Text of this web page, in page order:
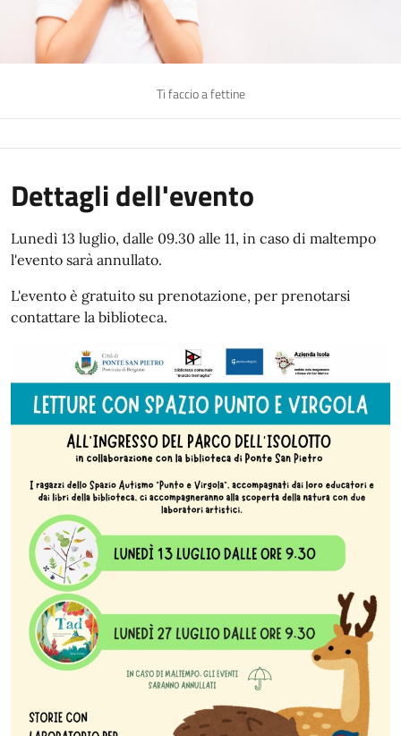
Ti faccio a fettine
Dettagli dell'evento
Lunedì 13 luglio, dalle 09.30 alle 11, in caso di maltempo
l'evento sarà annullato.
L'evento è gratuito su prenotazione, per prenotarsi
contattare la biblioteca.